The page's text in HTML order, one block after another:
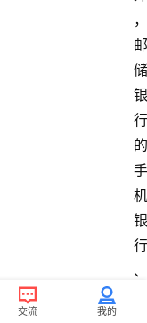
，
邮
储
银
行
的
手
机
银
行
、
交流 我的